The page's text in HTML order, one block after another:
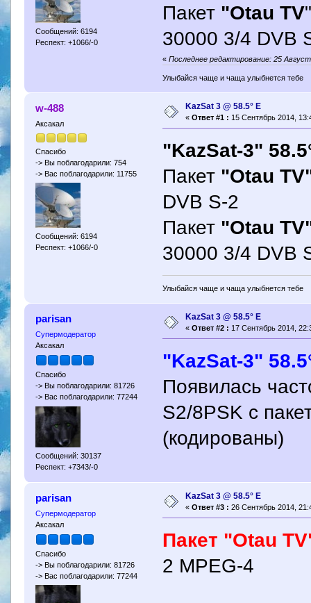
Сообщений: 6194
Респект: +1066/-0
Пакет "Otau TV
30000 3/4 DVB
«Последнее редактирование: 25
Улыбайся чаще и чаща улыбнется тебе
w-488
Аксакал
Спасибо
-> Вы поблагодарили: 754
-> Вас поблагодарили: 11755
Сообщений: 6194
Респект: +1066/-0
KazSat 3 @ 58.5° Е
« Ответ #1 : 15 Сентябрь 2014,
"KazSat-3"
Пакет "Otau
DVB S-2
Пакет "Otau
30000 3/4 DVB
Улыбайся чаще и чаща улыбнется тебе
parisan
Супермодератор
Аксакал
Спасибо
-> Вы поблагодарили: 81726
-> Вас поблагодарили: 77244
Сообщений: 30137
Респект: +7343/-0
KazSat 3 @ 58.5° Е
« Ответ #2 : 17 Сентябрь 2014,
"KazSat-3"
Появилась
S2/8PSK с
(кодированы)
parisan
Супермодератор
Аксакал
Спасибо
-> Вы поблагодарили: 81726
-> Вас поблагодарили: 77244
KazSat 3 @ 58.5° Е
« Ответ #3 : 26 Сентябрь 2014,
Пакет "Otau
2 MPEG-4